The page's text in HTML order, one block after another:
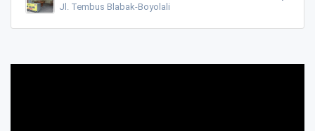
Jl. Tembus Blabak-Boyolali